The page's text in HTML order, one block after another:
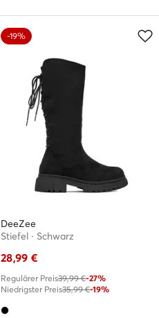
-19%
DeeZee
Stiefel · Schwarz
28,99 €
Regulärer Preis39,99 €-27%
Niedrigster Preis35,99 €-19%